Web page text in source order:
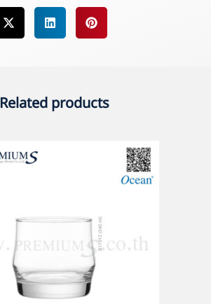
Related products